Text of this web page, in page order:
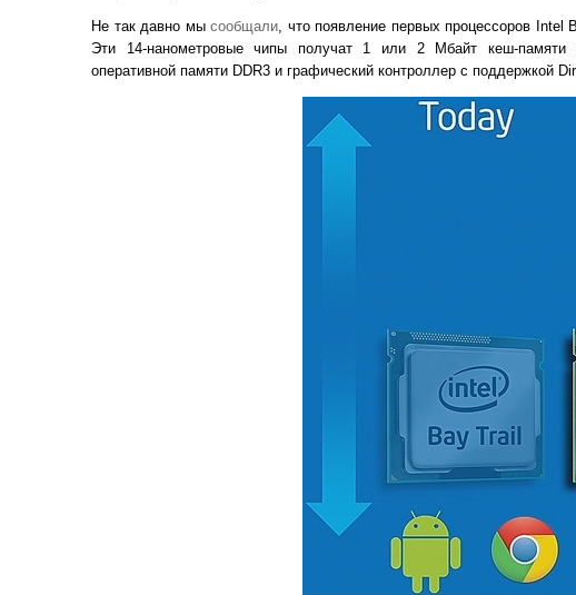
Не так давно мысообщали, что появление первых процессоров Intel
Эти 14-нанометровые чипы получат 1 или 2 Мбайт кеш-памяти
оперативной памяти DDR3 и графический контроллер с поддержкой